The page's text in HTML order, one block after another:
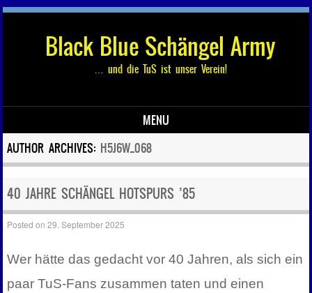
Black Blue Schängel Army
… und die TuS ist unser Verein!
MENU
Skip to content
AUTHOR ARCHIVES: H5J6W_068
40 JAHRE SCHÄNGEL HOTSPURS ’85
Posted on29. September 2025
Wer hätte das gedacht vor 40 Jahren, als sich ein
paar TuS-Fans zusammen taten und einen